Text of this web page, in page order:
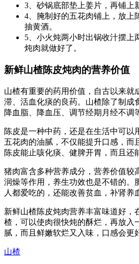
3、砂锅底部垫上姜片，再铺上
4、腌制好的五花肉铺上，放上
抽黄酒。
5、小火炖两小时出锅收汁摆上
炖肉就做好了。
新鲜山楂陈皮炖肉的营养价值
山楂有重要的药用价值，自古以来就
滞、活血化痰的良药。山楂除了制成
降血脂、降血压、调节经期月经不调
陈皮是一种中药，还是在生活中可以
五花肉的油腻，不仅能提升口感，而
陈皮能止咳化痰、健脾开胃，而且还
猪肉富含多种营养成分，营养价值较
润燥等作用，养生功效也是不错的。
人都爱吃的，还能改善贫血，补肾养
新鲜山楂陈皮炖肉营养丰富味道好，
楂，可以使肉很快炖的酥烂，再放入
腻，而且鲜嫩软烂又入味，口感会更
山楂